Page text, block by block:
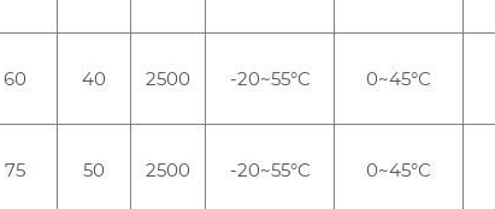
60 40 2500 -20~55°C 0~45°C
75 50 2500 -20~55°C 0~45°C